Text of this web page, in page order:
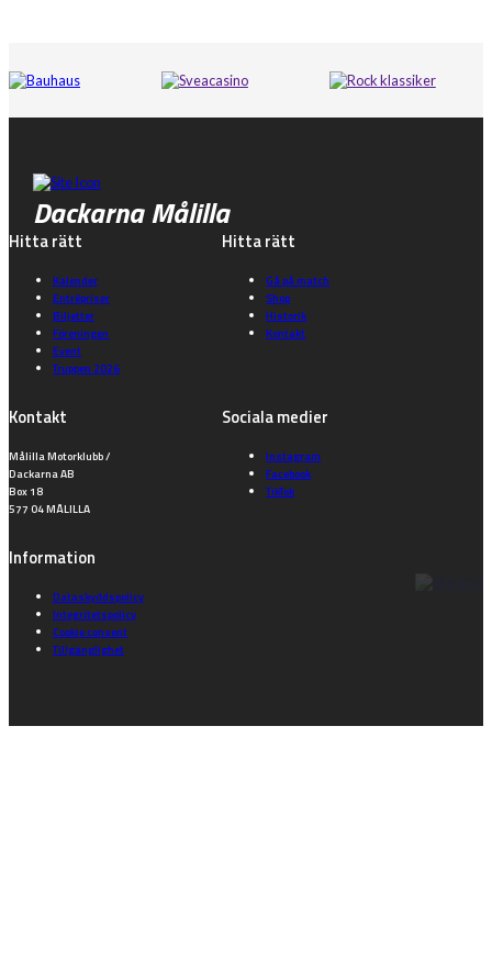
Dackarna Målilla
Hitta rätt
Kalender
Entrépriser
Biljetter
Föreningen
Event
Truppen 2026
Hitta rätt
Gå på match
Shop
Historik
Kontakt
Kontakt
Målilla Motorklubb /
Dackarna AB
Box 18
577 04 MÅLILLA
Sociala medier
Instagram
Facebook
TikTok
Information
Dataskyddspolicy
Integritetspolicy
Cookie consent
Tillgänglighet